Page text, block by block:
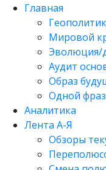
Главная
Мировой
Эволюция/
Аудит
Образ
Одной
Аналитика
Лента А-Я
Обзоры